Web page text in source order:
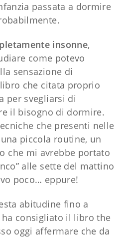
passata a dormire
insonne,
come potevo
sensazione di
che citata proprio
per svegliarsi di
il bisogno di dormire.
che presenti nelle
piccola routine, un
che mi avrebbe portato
alle sette del mattino
poco… eppure!
abitudine fino a
consigliato il libro the
oggi affermare che da